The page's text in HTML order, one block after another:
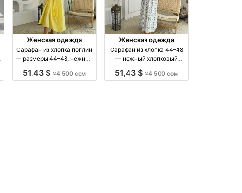
Женская одежда
Сарафан из хлопка поплин
— размеры 44–48, нежный
особый случай
51,43 $ ≈4 500 сом
Женская одежда
Сарафан из хлопка 44–48
— нежный хлопковый
производство Киргизия
51,43 $ ≈4 500 сом